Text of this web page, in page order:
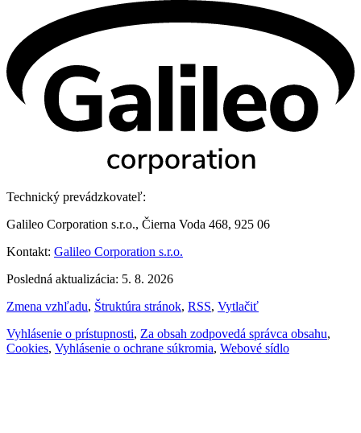
Technický prevádzkovateľ:
Galileo Corporation s.r.o., Čierna Voda 468, 925 06
Kontakt: Galileo Corporation s.r.o.
Posledná aktualizácia: 5. 8. 2026
Zmena vzhľadu, Štruktúra stránok, RSS, Vytlačiť
Vyhlásenie o prístupnosti, Za obsah zodpovedá správca obsahu,
Cookies, Vyhlásenie o ochrane súkromia, Webové sídlo